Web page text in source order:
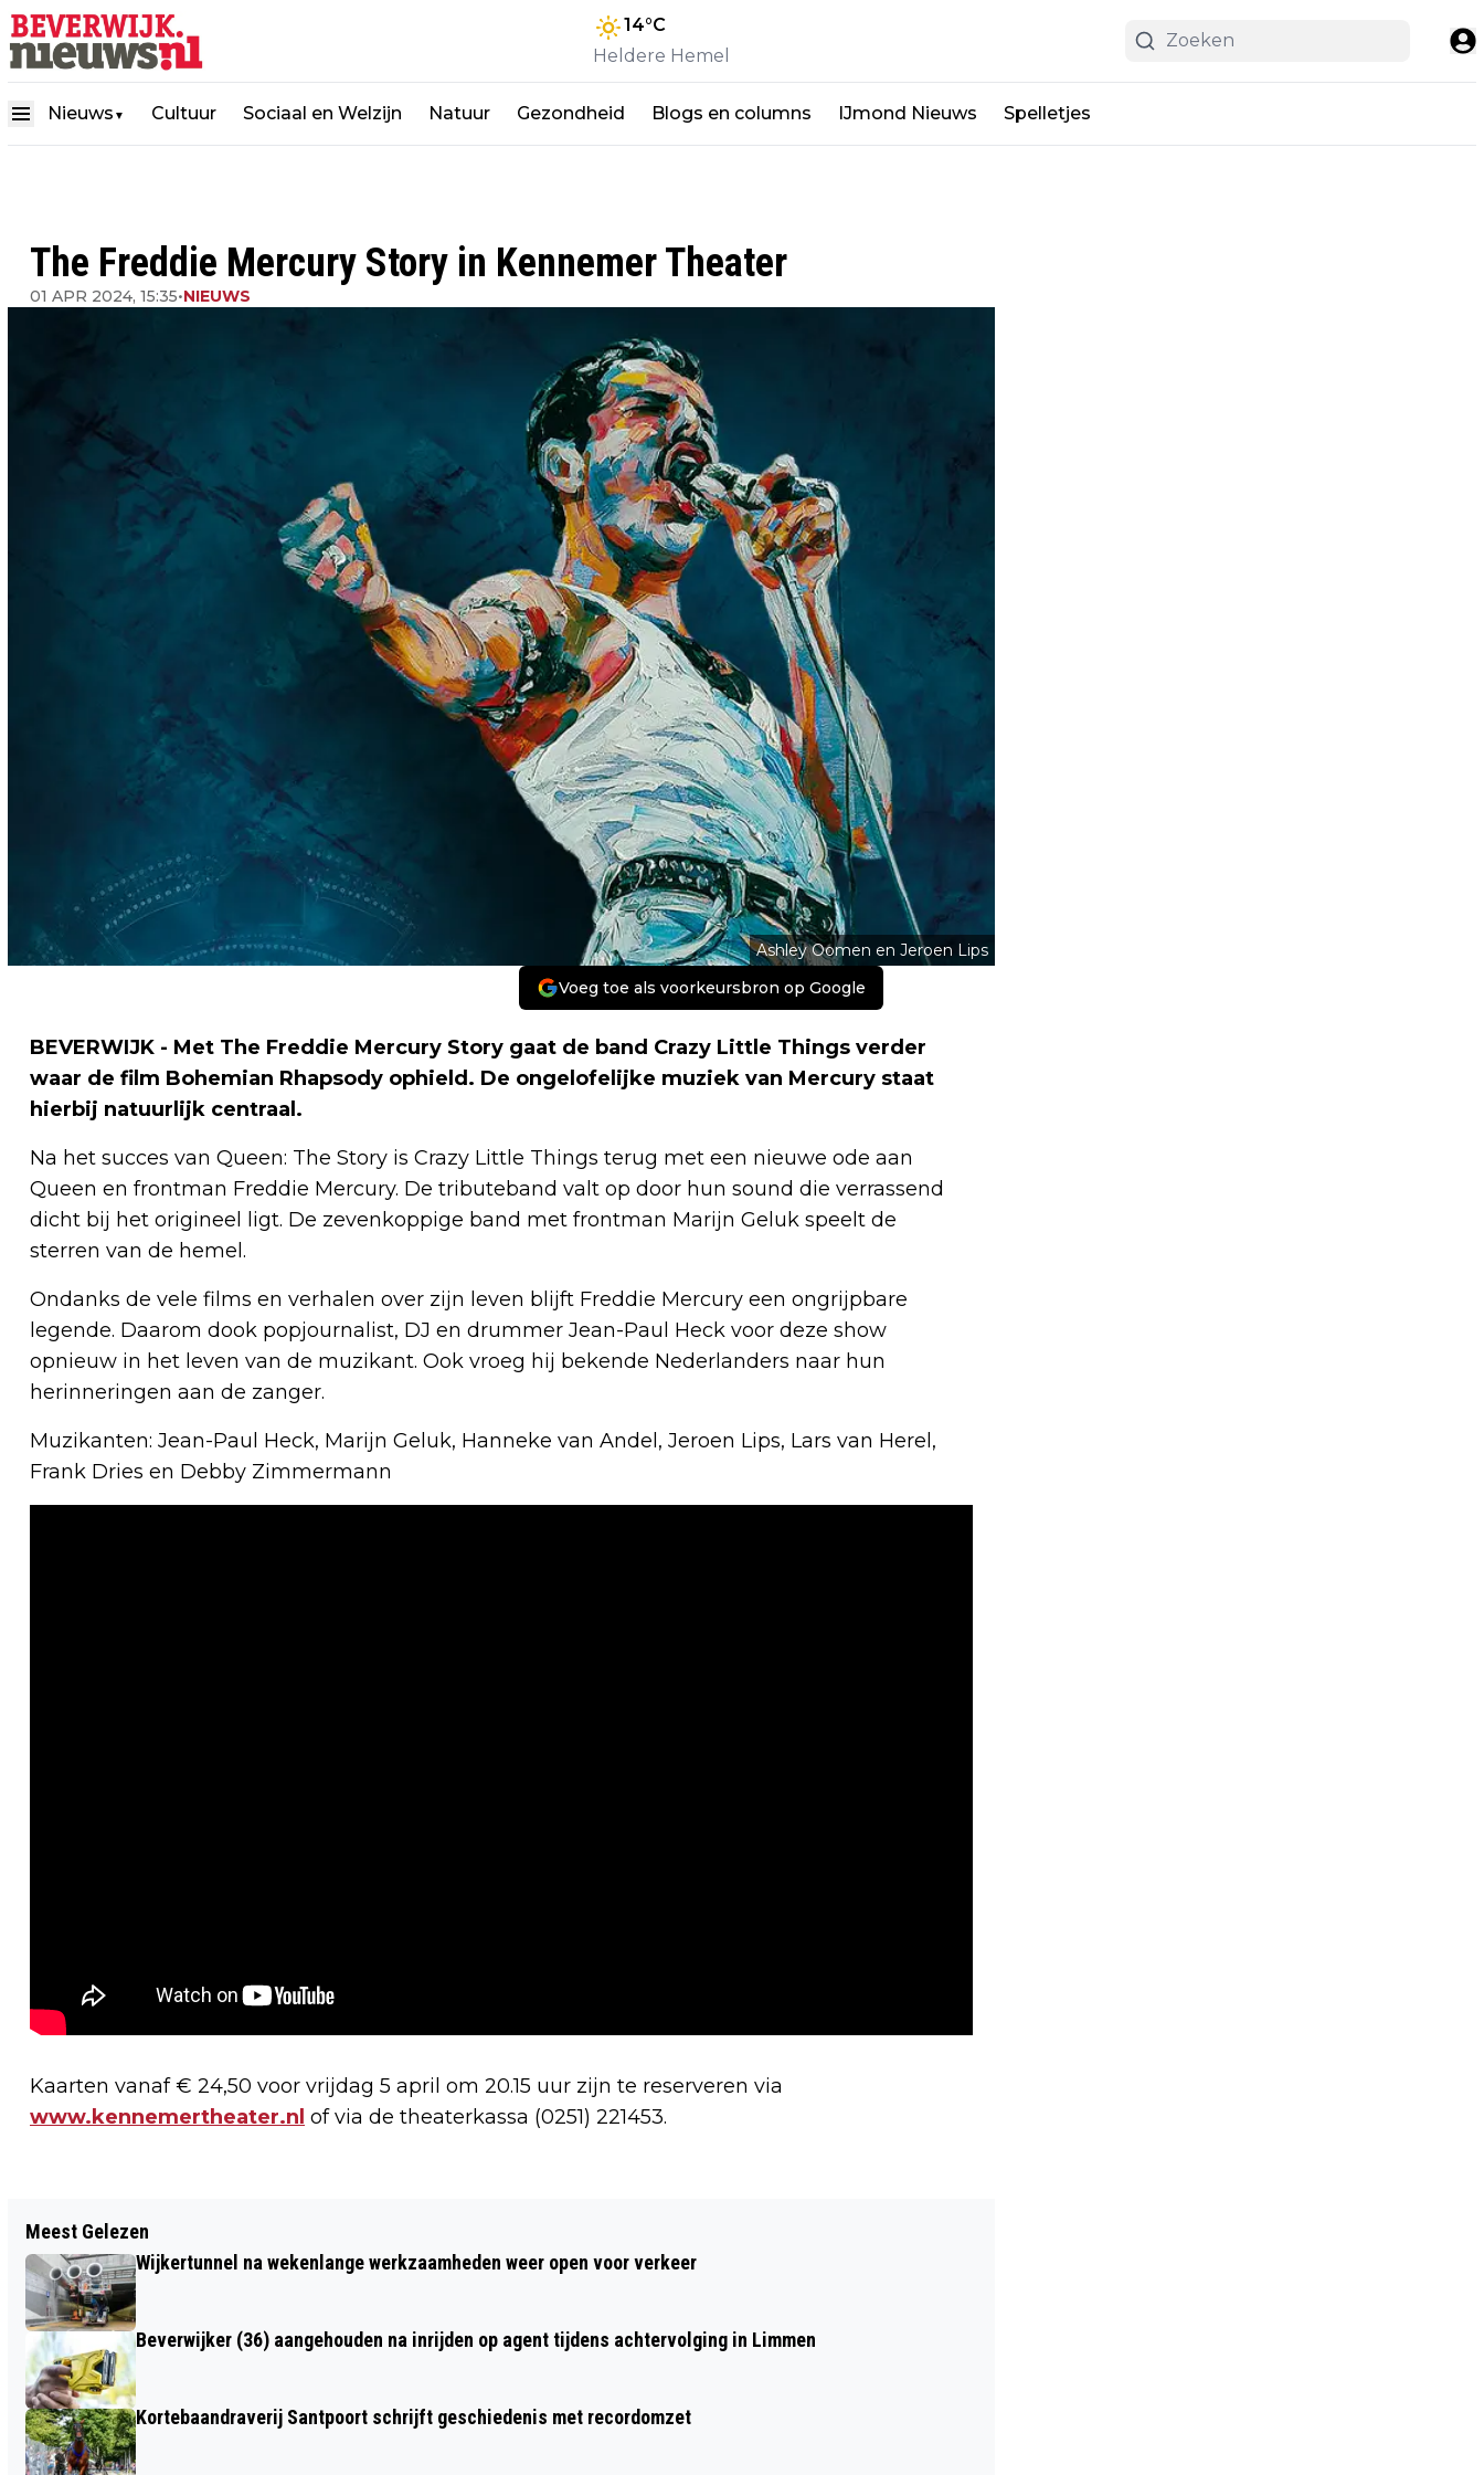
14°C
Heldere Hemel
Nieuws ▼ Cultuur Sociaal en Welzijn Natuur Gezondheid Blogs en columns IJmond Nieuws Spelletjes
The Freddie Mercury Story in Kennemer Theater
01 APR 2024, 15:35•NIEUWS
Ashley Oomen en Jeroen Lips
Voeg toe als voorkeursbron op Google
BEVERWIJK - Met The Freddie Mercury Story gaat de band Crazy Little Things verder
waar de film Bohemian Rhapsody ophield. De ongelofelijke muziek van Mercury staat
hierbij natuurlijk centraal.
Na het succes van Queen: The Story is Crazy Little Things terug met een nieuwe ode aan
Queen en frontman Freddie Mercury. De tributeband valt op door hun sound die verrassend
dicht bij het origineel ligt. De zevenkoppige band met frontman Marijn Geluk speelt de
sterren van de hemel.
Ondanks de vele films en verhalen over zijn leven blijft Freddie Mercury een ongrijpbare
legende. Daarom dook popjournalist, DJ en drummer Jean-Paul Heck voor deze show
opnieuw in het leven van de muzikant. Ook vroeg hij bekende Nederlanders naar hun
herinneringen aan de zanger.
Muzikanten: Jean-Paul Heck, Marijn Geluk, Hanneke van Andel, Jeroen Lips, Lars van Herel,
Frank Dries en Debby Zimmermann
Kaarten vanaf € 24,50 voor vrijdag 5 april om 20.15 uur zijn te reserveren via
www.kennemertheater.nl of via de theaterkassa (0251) 221453.
COLLEGE PAKT VERKEERSONVEILIGE
SITUATIES AAN; MAXIMUMSNELHEID OP
RISICOLOCATIES NAAR 30 KM/U
PRESENTEREN POPCURSUS IJMOND
Meest Gelezen
Wijkertunnel na wekenlange werkzaamheden weer open voor verkeer
Beverwijker (36) aangehouden na inrijden op agent tijdens achtervolging in Limmen
Kortebaandraverij Santpoort schrijft geschiedenis met recordomzet